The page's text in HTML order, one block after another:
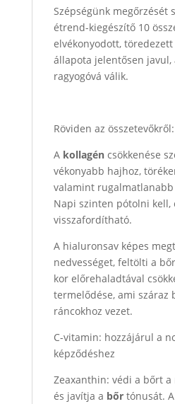
Szépségünk megőrzését
étrend-kiegészítő 10
elvékonyodott,
állapota jelentősen
ragyogóvá válik.
Röviden az összetevőkről:
A kollagéncsökkenése
vékonyabb hajhoz,
valamint
Napi szinten pótolni kell,
visszafordítható.
A hialuronsav képes
nedvességet, feltölti a
kor előrehaladtával
termelődése, ami száraz
ráncokhoz vezet.
C-vitamin: hozzájárul a
képződéshez
Zeaxanthin: védi a bőrt a
és javítja a bőrtónusát. A